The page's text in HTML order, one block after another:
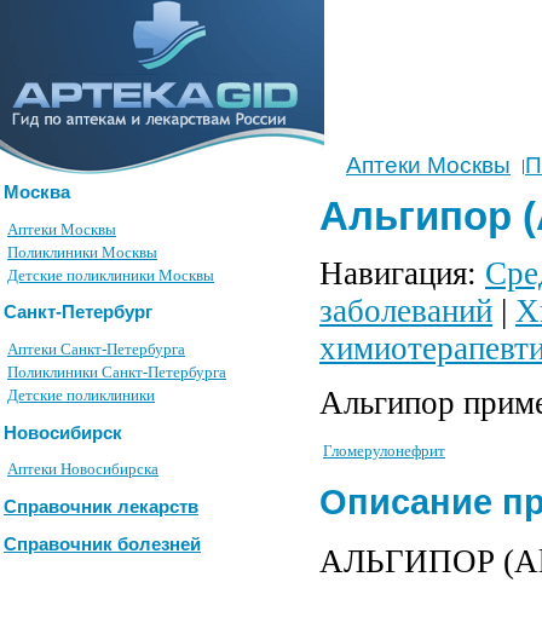
Аптеки Москвы |
Москва
Аптеки Москвы
Поликлиники Москвы
Детские поликлиники Москвы
Санкт-Петербург
Аптеки Санкт-Петербурга
Поликлиники Санкт-Петербурга
Детские поликлиники
Новосибирск
Аптеки Новосибирска
Справочник лекарств
Справочник болезней
Альгипор
Навигация:
заболеваний |
Альгипор
Гломерулонефрит
Описание
АЛЬГИПОР